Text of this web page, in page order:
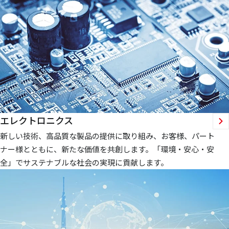
エレクトロニクス
新しい技術、高品質な製品の提供に取り組み、お客様、パート
ナー様とともに、新たな価値を共創します。「環境・安心・安
全」でサステナブルな社会の実現に貢献します。